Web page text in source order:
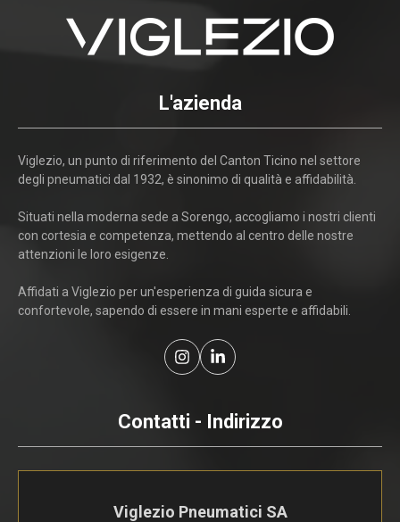
L'azienda
Viglezio, un punto di riferimento del Canton Ticino nel settore
degli pneumatici dal 1932, è sinonimo di qualità e affidabilità.
Situati nella moderna sede a Sorengo, accogliamo i nostri clienti
con cortesia e competenza, mettendo al centro delle nostre
attenzioni le loro esigenze.
Affidati a Viglezio per un'esperienza di guida sicura e
confortevole, sapendo di essere in mani esperte e affidabili.
Contatti - Indirizzo
Viglezio Pneumatici SA